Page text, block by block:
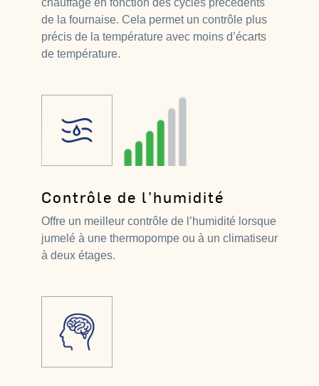
de la fournaise. Cela permet un contrôle plus
précis de la température avec moins d’écarts
de température.
Contrôle de l’humidité
Offre un meilleur contrôle de l’humidité lorsque
jumelé à une thermopompe ou à un climatiseur
à deux étages.